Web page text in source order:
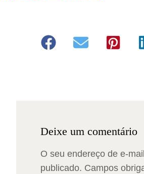
Deixe um comentário
O seu endereço de e-
publicado. Campos